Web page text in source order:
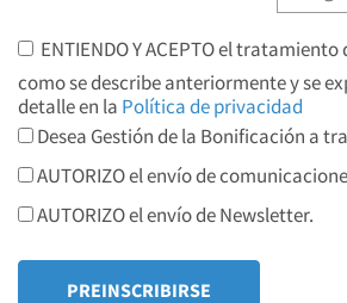
ENTIENDO Y ACEPTO el
como se describe anteriormente y se
detalle en la Política de privacidad
Desea Gestión de la Bonificación a
AUTORIZO el envío de
AUTORIZO el envío de Newsletter.